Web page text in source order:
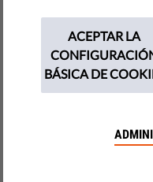
ciudadanía la
transparencia, la
participación ciudadana.
ACEPTAR LA
BÁSICA DE